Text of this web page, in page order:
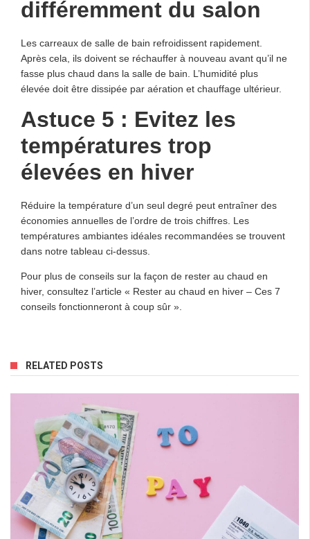
différemment du salon
Les carreaux de salle de bain refroidissent rapidement.
Après cela, ils doivent se réchauffer à nouveau avant qu’il ne
fasse plus chaud dans la salle de bain. L’humidité plus
élevée doit être dissipée par aération et chauffage ultérieur.
Astuce 5 : Evitez les
températures trop
élevées en hiver
Réduire la température d’un seul degré peut entraîner des
économies annuelles de l’ordre de trois chiffres. Les
températures ambiantes idéales recommandées se trouvent
dans notre tableau ci-dessus.
Pour plus de conseils sur la façon de rester au chaud en
hiver, consultez l’article « Rester au chaud en hiver – Ces 7
conseils fonctionneront à coup sûr ».
RELATED POSTS